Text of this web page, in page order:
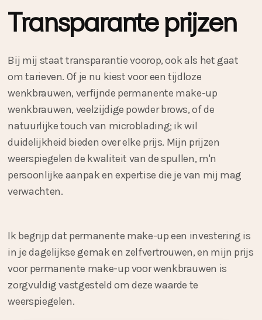
Transparante prijzen
Bij mij staat transparantie voorop, ook als het gaat
om tarieven. Of je nu kiest voor een tijdloze
wenkbrauwen, verfijnde permanente make-up
wenkbrauwen, veelzijdige powder brows, of de
natuurlijke touch van microblading; ik wil
duidelijkheid bieden over elke prijs. Mijn prijzen
weerspiegelen de kwaliteit van de spullen, m'n
persoonlijke aanpak en expertise die je van mij mag
verwachten.
Ik begrijp dat permanente make-up een investering is
in je dagelijkse gemak en zelfvertrouwen, en mijn prijs
voor permanente make-up voor wenkbrauwen is
zorgvuldig vastgesteld om deze waarde te
weerspiegelen.